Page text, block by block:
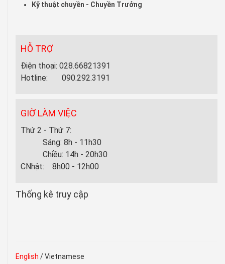
Kỹ thuật chuyền - Chuyền Trưởng
HỖ TRỢ
Điện thoại: 028.66821391
Hotline: 090.292.3191
GIỜ LÀM VIỆC
Thứ 2 - Thứ 7:
Sáng: 8h - 11h30
Chiều: 14h - 20h30
CNhật: 8h00 - 12h00
Thống kê truy cập
English / Vietnamese